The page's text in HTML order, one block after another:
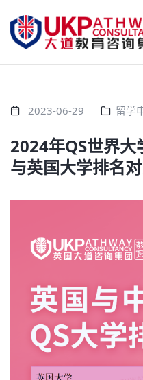
2023-06-29 留学
2024年QS世界
与英国大学排名对